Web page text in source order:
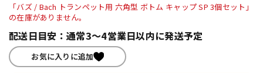
「バズ / Bach トランペット用 六角型 ボトム キャップ SP 3個セット」
の在庫がありません。
配送日目安：通常3～4営業日以内に発送予定
お気に入りに追加